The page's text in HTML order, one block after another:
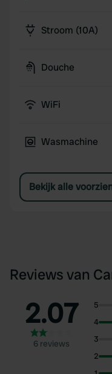
Stroom (10A)
Douche
WiFi
Wasmachine
Bekijk alle
Reviews van
2.07
6 reviews
5
4
3
2